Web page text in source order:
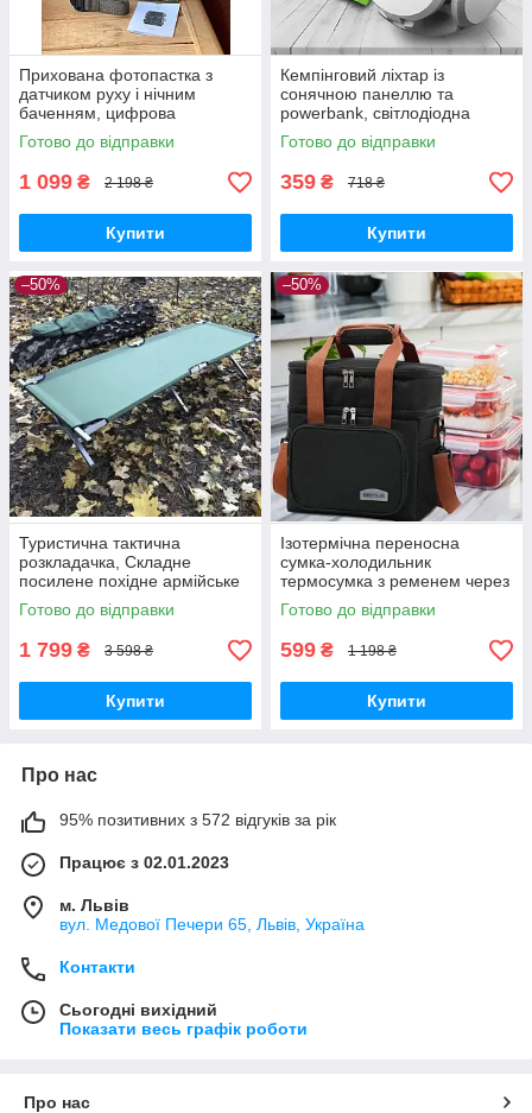
Прихована фотопастка з
датчиком руху і нічним
баченням, цифрова
мисливська камера для
охорони та спостереження
Готово до відправки
1 099 ₴ 2 198 ₴
Купити
Кемпінговий ліхтар із
сонячною панеллю та
powerbank, світлодіодна
лампа для кемпінгу, ліхтар з
гачком
Готово до відправки
359 ₴ 718 ₴
Купити
–50%
Туристична тактична
розкладачка, Складне
посилене похідне армійське
ліжко НАТО для
кемпінгу, рибалки та
відпочинку на природі
Готово до відправки
1 799 ₴ 3 598 ₴
Купити
–50%
Ізотермічна переносна
сумка-холодильник
термосумка з ременем через
плече, Термобокс з
відділеннями для пікніка,
кемпінгу риболовлі
Готово до відправки
599 ₴ 1 198 ₴
Купити
Про нас
95% позитивних з 572 відгуків за рік
Працює з 02.01.2023
м. Львів
вул. Медової Печери 65, Львів, Україна
Контакти
Сьогодні вихідний
Показати весь графік роботи
Про нас